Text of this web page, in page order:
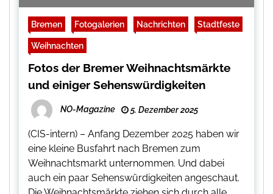
Bremen Fotogalerien Nachrichten Stadtfeste
Weihnachten
Fotos der Bremer Weihnachtsmärkte
und einiger Sehenswürdigkeiten
NO-Magazine 5. Dezember 2025
(CIS-intern) – Anfang Dezember 2025 haben wir
eine kleine Busfahrt nach Bremen zum
Weihnachtsmarkt unternommen. Und dabei
auch ein paar Sehenswürdigkeiten angeschaut.